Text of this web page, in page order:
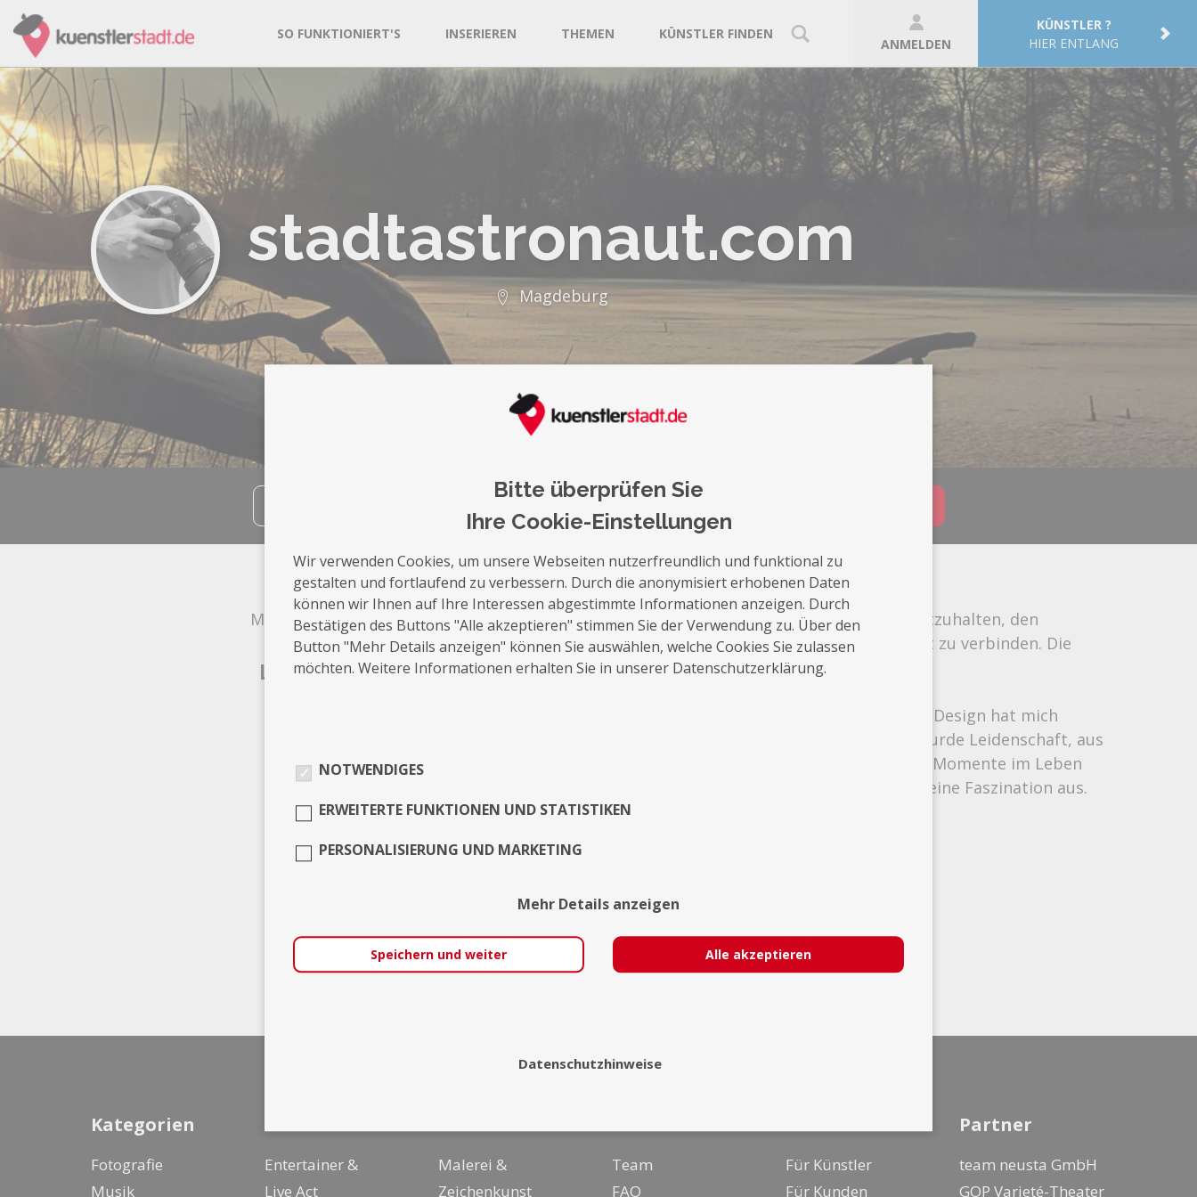
SO FUNKTIONIERT'S INSERIEREN THEMEN KÜNSTLER FINDEN
ANMELDEN
KÜNSTLER ?
HIER ENTLANG
stadtastronaut.com
Magdeburg
Info
Magdeburg
Leistungen
Über Mich
Ein Foto bedeutet für mich, den Bruchteil einer Sekunde festzuhalten, den
Moment einzufangen und eine persönliche Erinnerung damit zu verbinden. Die
Schönheit der Bilder liegt im Detail.
Mein Name ist Maik Twelkmeyer. Das Thema Fotografie und Design hat mich
bereits mein gesamtes Leben begleitet. Aus einem Hobby wurde Leidenschaft, aus
einem Nebenjob eine Berufung. Ich liebe es, die besonderen Momente im Leben
festzuhalten. Mensch und Natur üben dabei gleichermaßen eine Faszination aus.
Kategorien
Fotografie
Musik
Entertainer &
Live Act
Malerei &
Zeichenkunst
Team
FAQ
Für Künstler
Für Kunden
Partner
team neusta GmbH
GOP Varieté-Theater
Bitte überprüfen Sie
Ihre Cookie-Einstellungen
Wir verwenden Cookies, um unsere Webseiten nutzerfreundlich und funktional zu
gestalten und fortlaufend zu verbessern. Durch die anonymisiert erhobenen Daten
können wir Ihnen auf Ihre Interessen abgestimmte Informationen anzeigen. Durch
Bestätigen des Buttons "Alle akzeptieren" stimmen Sie der Verwendung zu. Über den
Button "Mehr Details anzeigen" können Sie auswählen, welche Cookies Sie zulassen
möchten. Weitere Informationen erhalten Sie in unserer Datenschutzerklärung.
NOTWENDIGES
ERWEITERTE FUNKTIONEN UND STATISTIKEN
PERSONALISIERUNG UND MARKETING
Mehr Details anzeigen
Speichern und weiter Alle akzeptieren
Datenschutzhinweise